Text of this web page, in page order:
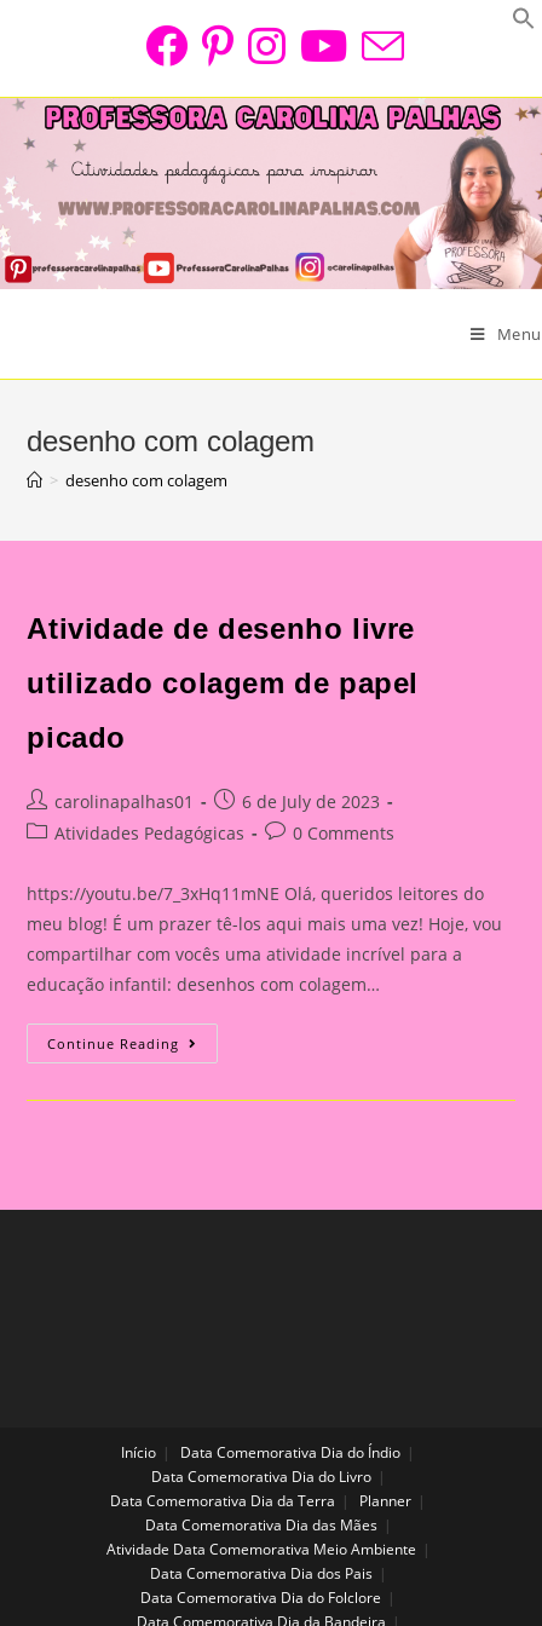
Menu
desenho com colagem
> desenho com colagem
Atividade de desenho livre
utilizado colagem de papel
picado
Post
author:
carolinapalhas01
Post
published:
6 de July de 2023
PostAtividades Pedagógicas
Post0 Comments
https://youtu.be/7_3xHq11mNE Olá, queridos leitores do
meu blog! É um prazer tê-los aqui mais uma vez! Hoje, vou
compartilhar com vocês uma atividade incrível para a
educação infantil: desenhos com colagem…
Continue Reading Atividade
De
Livre
Início
Data Comemorativa Dia do Índio
Data Comemorativa Dia do Livro
Data Comemorativa Dia da Terra
Planner
Data Comemorativa Dia das Mães
Atividade Data Comemorativa Meio Ambiente
Data Comemorativa Dia dos Pais
Data Comemorativa Dia do Folclore
Data Comemorativa Dia da Bandeira